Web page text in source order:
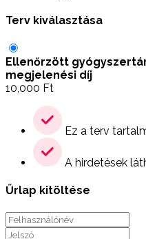
Terv kiválasztása
Ellenőrzött
megjelenési díj
10,000 Ft
Ez a terv
A hirdetések
Űrlap kitöltése